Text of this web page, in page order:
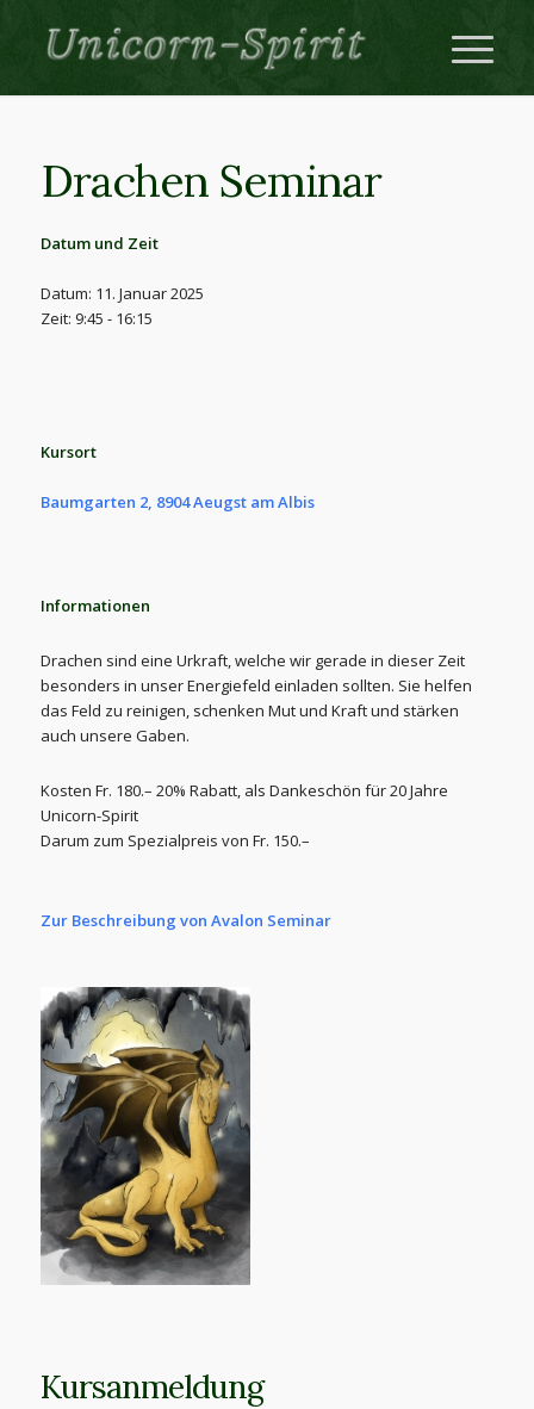
Drachen Seminar
Datum und Zeit
Datum: 11. Januar 2025
Zeit: 9:45 - 16:15
Kursort
Baumgarten 2, 8904 Aeugst am Albis
Informationen
Drachen sind eine Urkraft, welche wir gerade in dieser Zeit
besonders in unser Energiefeld einladen sollten. Sie helfen
das Feld zu reinigen, schenken Mut und Kraft und stärken
auch unsere Gaben.
Kosten Fr. 180.– 20% Rabatt, als Dankeschön für 20 Jahre
Unicorn-Spirit
Darum zum Spezialpreis von Fr. 150.–
Zur Beschreibung von Avalon Seminar
Kursanmeldung